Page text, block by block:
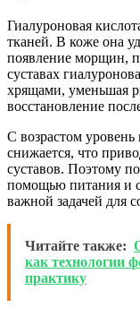
Гиалуроновая
тканей. В коже она
появление морщин,
суставах
хрящами, уменьшая
восстановление
С возрастом
снижается, что
суставов. Поэтому
помощью питания и
важной задачей для
Читайте также:
как технологии
практику